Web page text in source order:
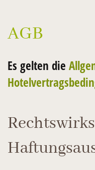
AGB
Es gelten die